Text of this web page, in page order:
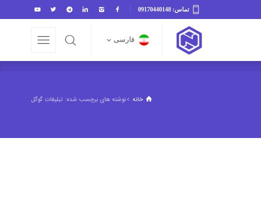
تماس: 09170440148
فارسی
خانه نوشته های برچسب شده: تبلیغات گوگل